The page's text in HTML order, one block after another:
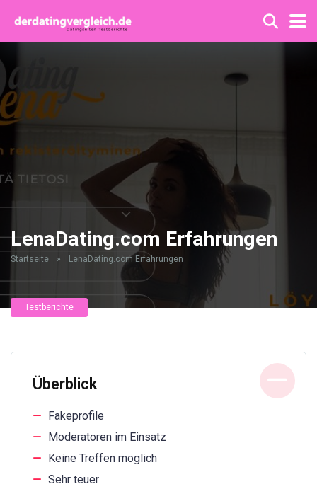
LenaDating.com Erfahrungen
Startseite » LenaDating.com Erfahrungen
Testberichte
Überblick
Fakeprofile
Moderatoren im Einsatz
Keine Treffen möglich
Sehr teuer